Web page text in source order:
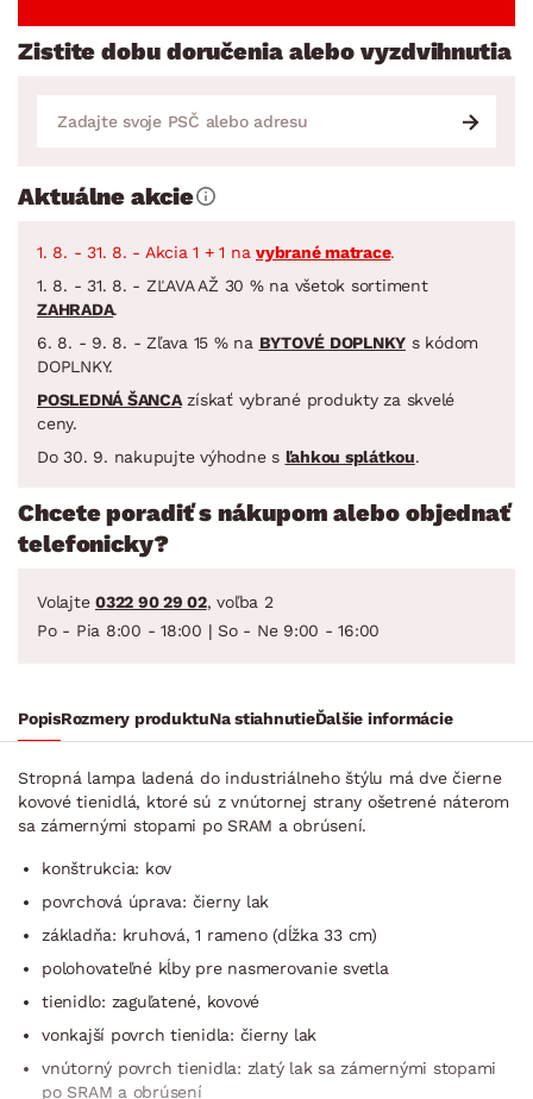
Zistite dobu doručenia alebo vyzdvihnutia
Aktuálne akcie
1. 8. - 31. 8. - Akcia 1 + 1 na vybrané matrace.
1. 8. - 31. 8. - ZĽAVA AŽ 30 % na všetok sortiment
ZAHRADA.
6. 8. - 9. 8. - Zľava 15 % na BYTOVÉ DOPLNKY s kódom
DOPLNKY.
POSLEDNÁ ŠANCAzískať vybrané produkty za skvelé
ceny.
Do 30. 9. nakupujte výhodne s ľahkou splátkou.
Chcete poradiť s nákupom alebo objednať
telefonicky?
Volajte 0322 90 29 02, voľba 2
Po - Pia 8:00 - 18:00 | So - Ne 9:00 - 16:00
PopisRozmery produktuNa stiahnutieĎalšie informácie
Stropná lampa ladená do industriálneho štýlu má dve čierne
kovové tienidlá, ktoré sú z vnútornej strany ošetrené náterom
sa zámernými stopami po SRAM a obrúsení.
konštrukcia: kov
povrchová úprava: čierny lak
základňa: kruhová, 1 rameno (dĺžka 33 cm)
polohovateľné kĺby pre nasmerovanie svetla
tienidlo: zaguľatené, kovové
vonkajší povrch tienidla: čierny lak
vnútorný povrch tienidla: zlatý lak sa zámernými stopami
po SRAM a obrúsení